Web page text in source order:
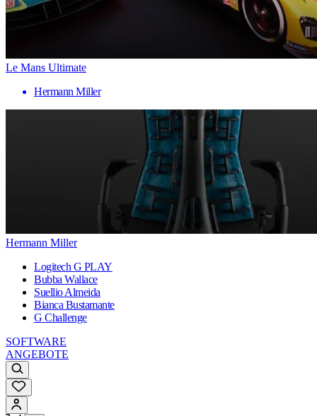
Le Mans Ultimate
Hermann Miller
Hermann Miller
Logitech G PLAY
Bubba Wallace
Suellio Almeida
Bianca Bustamante
G Challenge
SOFTWARE
ANGEBOTE